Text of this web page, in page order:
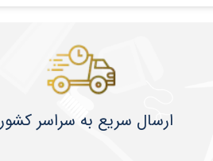
​​​​ارسال سریع به سراسر کشور